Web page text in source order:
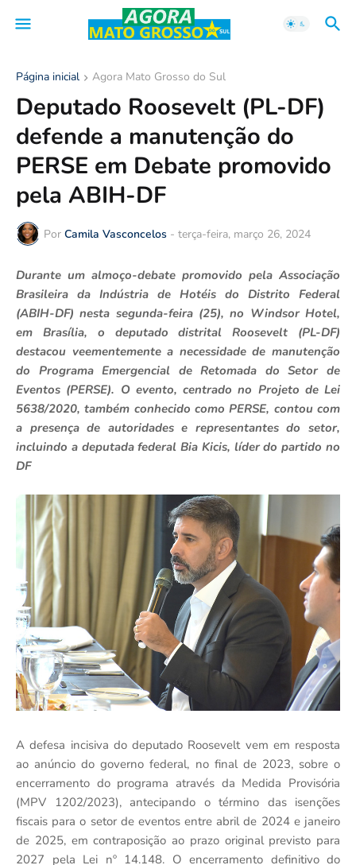
Página inicial Agora Mato Grosso do Sul
Deputado Roosevelt (PL-DF)
defende a manutenção do
PERSE em Debate promovido
pela ABIH-DF
Por Camila Vasconcelos - terça-feira, março 26, 2024
Durante um almoço-debate promovido pela Associação
Brasileira da Indústria de Hotéis do Distrito Federal
(ABIH-DF) nesta segunda-feira (25), no Windsor Hotel,
em Brasília, o deputado distrital Roosevelt (PL-DF)
destacou veementemente a necessidade de manutenção
do Programa Emergencial de Retomada do Setor de
Eventos (PERSE). O evento, centrado no Projeto de Lei
5638/2020, também conhecido como PERSE, contou com
a presença de autoridades e representantes do setor,
incluindo a deputada federal Bia Kicis, líder do partido no
DF
A defesa incisiva do deputado Roosevelt vem em resposta
ao anúncio do governo federal, no final de 2023, sobre o
encerramento do programa através da Medida Provisória
(MPV 1202/2023), antecipando o término das isenções
fiscais para o setor de eventos entre abril de 2024 e janeiro
de 2025, em contraposição ao prazo original previsto para
2027 pela Lei nº 14.148. O encerramento definitivo do